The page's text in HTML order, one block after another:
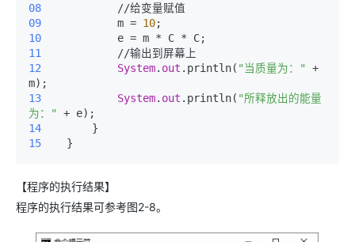
08
09
           m =
10
10
11
12
System. out .println( "当质量为："
+
13
System. out .println( "所释放出的能量
为："
14
15
   }
【程序的执行结果】
程序的执行结果可参考图2-8。